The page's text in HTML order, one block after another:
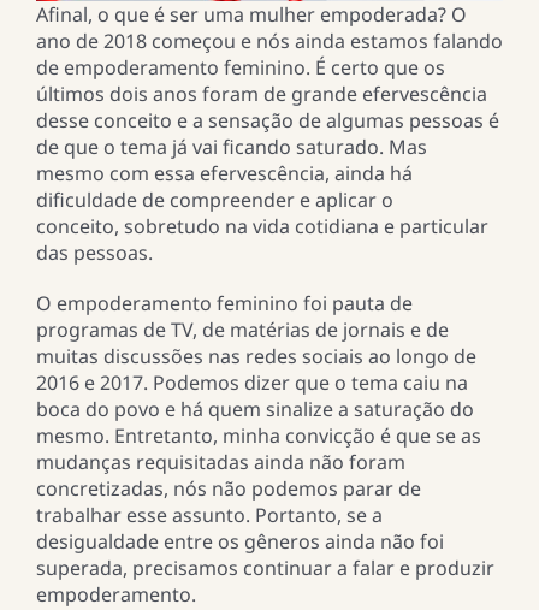
Afinal, o que é ser uma mulher empoderada? O
ano de 2018 começou e nós ainda estamos falando
de empoderamento feminino. É certo que os
últimos dois anos foram de grande efervescência
desse conceito e a sensação de algumas pessoas é
de que o tema já vai ficando saturado. Mas
mesmo com essa efervescência, ainda há
dificuldade de compreender e aplicar o
conceito, sobretudo na vida cotidiana e particular
das pessoas.
O empoderamento feminino foi pauta de
programas de TV, de matérias de jornais e de
muitas discussões nas redes sociais ao longo de
2016 e 2017. Podemos dizer que o tema caiu na
boca do povo e há quem sinalize a saturação do
mesmo. Entretanto, minha convicção é que se as
mudanças requisitadas ainda não foram
concretizadas, nós não podemos parar de
trabalhar esse assunto. Portanto, se a
desigualdade entre os gêneros ainda não foi
superada, precisamos continuar a falar e produzir
empoderamento.